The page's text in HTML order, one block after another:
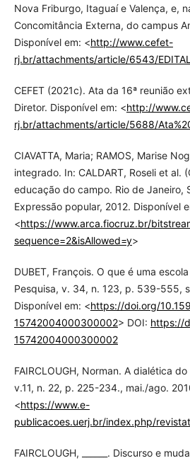
Nova Friburgo, Itaguaí e Valença, e,
Concomitância Externa, do campus
Disponível em: <http://www.cefet-
rj.br/attachments/article/6543/
CEFET (2021c). Ata da 16ª reunião
Diretor. Disponível em: <http://
rj.br/attachments/article/5688/
CIAVATTA, Maria; RAMOS, Marise
integrado. In: CALDART, Roseli et al.
educação do campo. Rio de Janeiro,
Expressão popular, 2012. Disponível
<https://www.arca.fiocruz.br/
sequence=2&isAllowed=y>
DUBET, François. O que é uma
Pesquisa, v. 34, n. 123, p. 539-555,
Disponível em: <https://doi.org/
15742004000300002> DOI: https://
15742004000300002
FAIRCLOUGH, Norman. A dialética
v.11, n. 22, p. 225-234., mai./ago.
<https://www.e-
publicacoes.uerj.br/index.php/
FAIRCLOUGH, ______. Discurso e